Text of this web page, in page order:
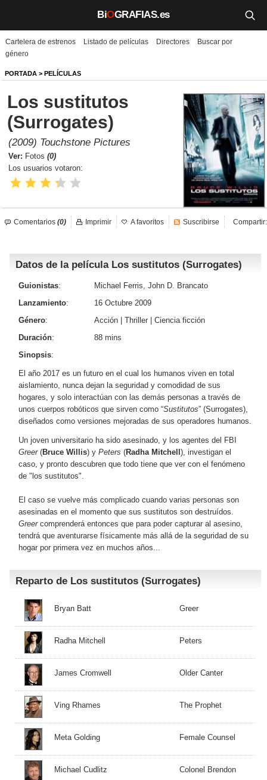
BiOGRAFIAS.es
Biografías
Películas
TV
Música
Un día como hoy
Videos
Iniciar sesión Crear cuenta
Cartelera de estrenos Listado de películas Directores
Buscar por
género
PORTADA > PELÍCULAS
Los sustitutos
(Surrogates)
(2009) Touchstone Pictures
Ver: Fotos (0)
Los usuarios votaron:
Comentarios (0) Compartir:
Imprimir A favoritos Suscribirse
Datos de la película Los sustitutos (Surrogates)
Guionistas:
Michael Ferris, John D. Brancato
Lanzamiento:
16 Octubre 2009
Género: Acción Thriller
Ciencia ficción
Duración:
88 mins
Sinopsis:
El año 2017 es un futuro en el cual los humanos viven en total
aislamiento, nunca dejan la seguridad y comodidad de sus
hogares, y solo interactúan con las demás personas a través de
unos cuerpos robóticos que sirven como “Sustitutos” (Surrogates),
diseñados como versiones mejoradas de sus operadores humanos.
Un joven universitario ha sido asesinado, y los agentes del FBI
Greer (Bruce Willis) y Peters (Radha Mitchell ), investigan el
caso, y pronto descubren que todo tiene que ver con el fenómeno
de "los sustitutos".
El caso se vuelve más complicado cuando varias personas son
asesinadas en el momento que sus sustitutos son destruídos.
Greer comprenderá entonces que para poder capturar al asesino,
tendrá que aventurarse físicamente más allá de la seguridad de su
hogar por primera vez en muchos años...
Reparto de Los sustitutos (Surrogates)
Bryan Batt Greer
Radha Mitchell Peters
James Cromwell Older Canter
Ving Rhames The Prophet
Meta Golding Female Counsel
Michael Cudlitz Colonel Brendon